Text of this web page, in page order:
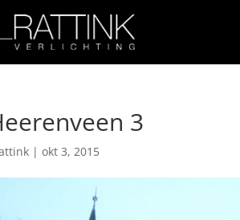
3
|okt 3, 2015